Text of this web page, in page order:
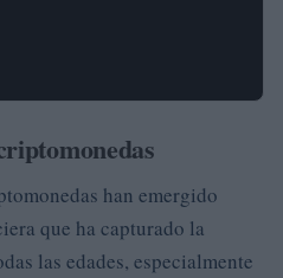
han emergido
que ha capturado la
las edades, especialmente